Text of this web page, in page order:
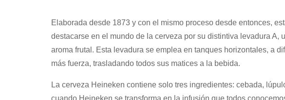
Elaborada desde 1873 y con el mismo proceso desde entonces,
destacarse en el mundo de la cerveza por su distintiva levadura
aroma frutal. Esta levadura se emplea en tanques horizontales, a
más fuerza, trasladando todos sus matices a la bebida.
La cerveza Heineken contiene solo tres ingredientes: cebada,